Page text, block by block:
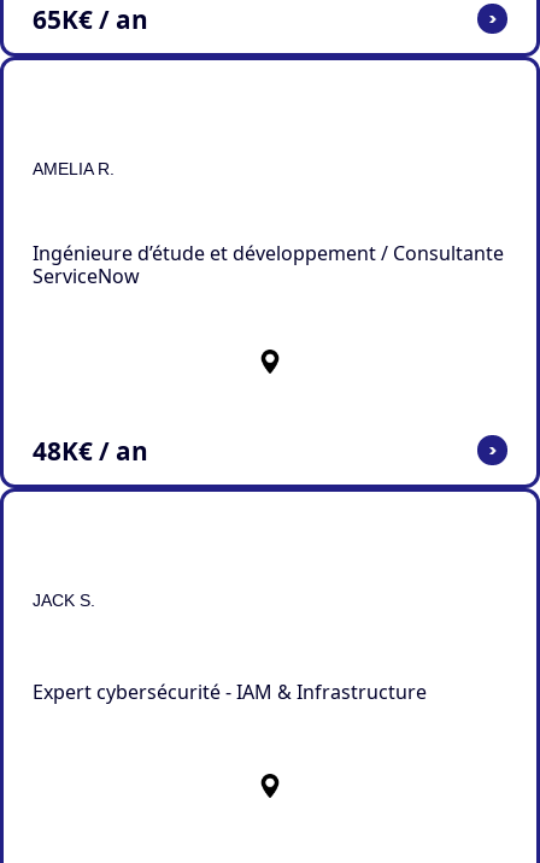
65K€ / an >
AMELIA R.
Ingénieure d’étude et développement / Consultante
ServiceNow
48K€ / an >
JACK S.
Expert cybersécurité - IAM & Infrastructure